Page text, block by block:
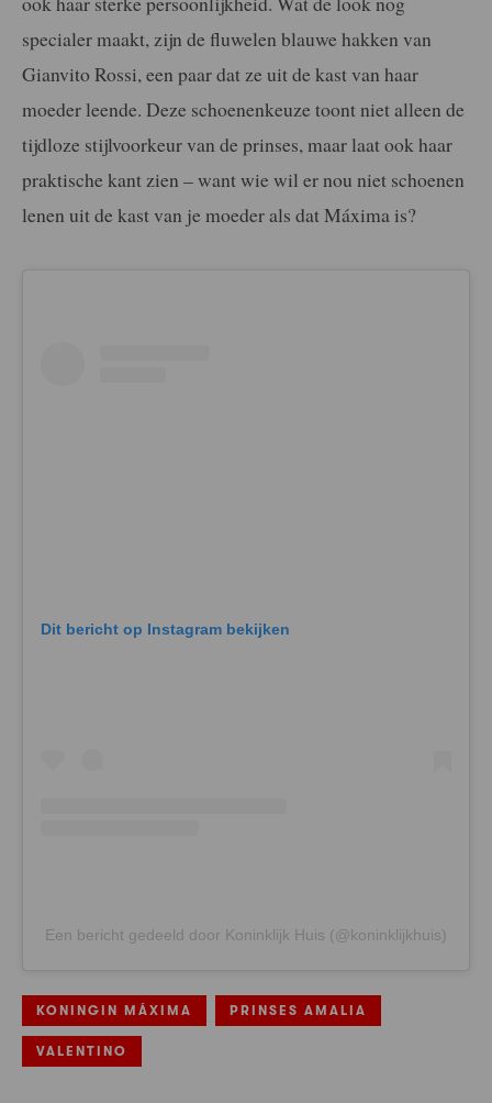
specialer maakt, zijn de fluwelen blauwe hakken van
Gianvito Rossi, een paar dat ze uit de kast van haar
moeder leende. Deze schoenenkeuze toont niet alleen de
tijdloze stijlvoorkeur van de prinses, maar laat ook haar
praktische kant zien – want wie wil er nou niet schoenen
lenen uit de kast van je moeder als dat Máxima is?
Dit bericht op Instagram bekijken
Een bericht gedeeld door Koninklijk Huis (@koninklijkhuis)
KONINGIN MÁXIMA PRINSES AMALIA
VALENTINO